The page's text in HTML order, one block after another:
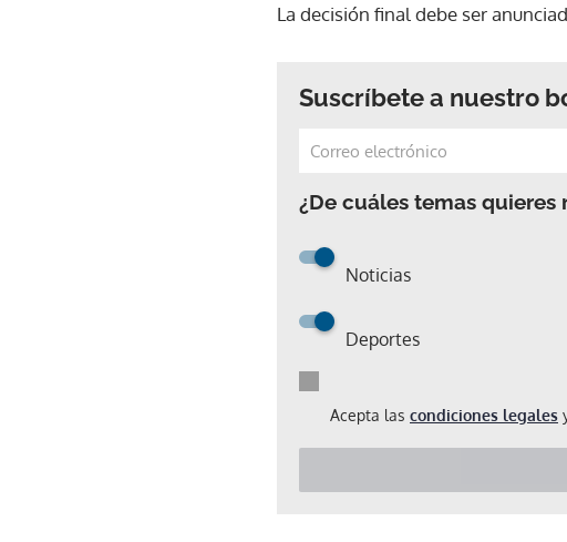
La decisión final debe ser
Suscríbete a nuestro
¿De cuáles temas
Noticias
Deportes
Acepta las condiciones legales